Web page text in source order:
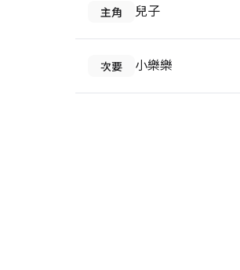
主角 兒子
次要 小樂樂